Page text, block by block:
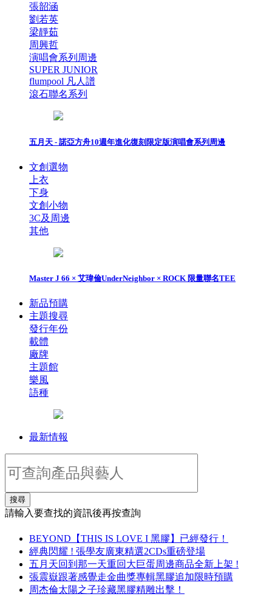
張韶涵
劉若英
梁靜茹
周興哲
演唱會系列周邊
SUPER JUNIOR
flumpool 凡人譜
滾石聯名系列
五月天 - 諾亞方舟10週年進化復刻限定版演唱會系列周邊
文創選物
上衣
下身
文創小物
3C及周邊
其他
Master J 66 × 艾瑋倫UnderNeighbor × ROCK 限量聯名TEE
新品預購
主題搜尋
發行年份
載體
廠牌
主題館
樂風
語種
最新情報
搜尋
請輸入要查找的資訊後再按查詢
BEYOND【THIS IS LOVE I 黑膠】已經發行！
經典閃耀 ! 張學友廣東精選2CDs重磅登場
五月天回到那一天重回大巨蛋周邊商品全新上架 !
張震嶽跟著感覺走金曲獎專輯黑膠追加限時預購
周杰倫太陽之子珍藏黑膠精雕出擊！